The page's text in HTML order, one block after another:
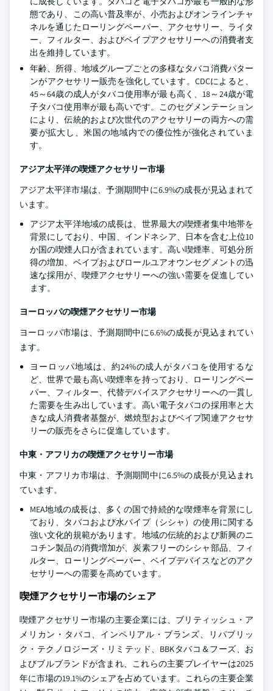
態であり、この高い普及率が、小売およびオンラインチャ
ネルを通じたローリングペーパー、アクセサリー、ライタ
ー、フィルター、およびベイプアクセサリーへの消費者支
出を維持しています。
年齢、所得、地域グループごとの多様なタバコ消費パター
ンがアクセサリー販売を強化しています。CDCによると、
45～64歳の成人がタバコ使用率が最も高く、18～24歳が電
子タバコ使用率が最も高いです。このセグメンテーション
により、伝統的および次世代のアクセサリーの両方への需
要が拡大し、米国の地域内での優位性が強化されていま
す。
アジア太平洋の喫煙アクセサリー市場
アジア太平洋市場は、予測期間中に6.9%の成長が見込まれて
います。
アジア太平洋地域の成長は、世界最大の喫煙者集中地帯を
背景にしており、中国、インドネシア、日本を含む上位10
か国の喫煙人口が含まれています。高い喫煙率、可処分所
得の増加、ベイプおよびロールユアオウンセグメントの迅
速な採用が、喫煙アクセサリーへの強い需要を促進してい
ます。
ヨーロッパの喫煙アクセサリー市場
ヨーロッパ市場は、予測期間中に6.6%の成長が見込まれてい
ます。
ヨーロッパ地域は、約24%の成人がタバコを使用するな
ど、世界で最も高い喫煙率を持っており、ローリングペー
パー、フィルター、代替デバイスアクセサリーへの一貫し
た需要を生み出しています。高い電子タバコの採用率と大
きな成人消費者基盤が、燃焼型およびベイプ関連アクセサ
リーの販売をさらに促進しています。
中東・アフリカの喫煙アクセサリー市場
中東・アフリカ市場は、予測期間中に6.5%の成長が見込まれ
ています。
MEA地域の成長は、多くの国で持続的な喫煙率を背景にし
ており、タバコおよび水パイプ（シシャ）の使用に関する
強い文化的規範があります。地域の伝統的および新興のニ
コチン製品の消費増加が、炭素フリーのシシャ部品、フィ
ルター、ローリングペーパー、ベイプデバイスなどのアク
セサリーへの需要を高めています。
喫煙アクセサリー市場のシェア
喫煙アクセサリー市場の主要企業には、ブリティッシュ・ア
メリカン・タバコ、インペリアル・ブランズ、リパブリッ
ク・テクノロジーズ・リミテッド、BBKタバコ＆フーズ、お
よびブルブランドが含まれ、これらの主要プレイヤーは2025
年に市場の19.1%のシェアを占めています。これらの主要企業